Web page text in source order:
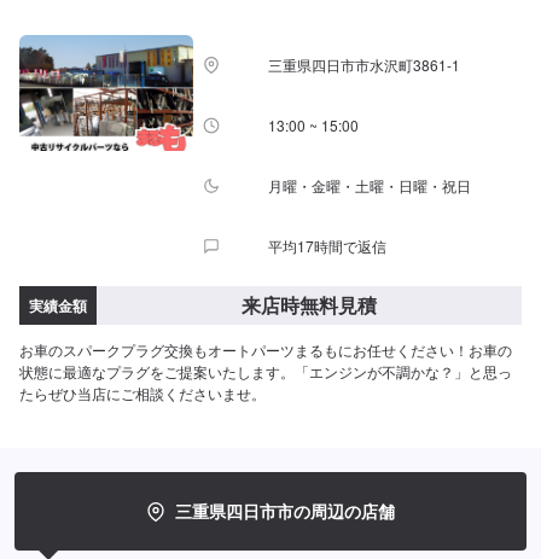
三重県四日市市水沢町3861-1
13:00 ~ 15:00
月曜・金曜・土曜・日曜・祝日
平均17時間で返信
実績金額 来店時無料見積
お車のスパークプラグ交換もオートパーツまるもにお任せください！お車の
状態に最適なプラグをご提案いたします。「エンジンが不調かな？」と思っ
たらぜひ当店にご相談くださいませ。
三重県四日市市の周辺の店舗